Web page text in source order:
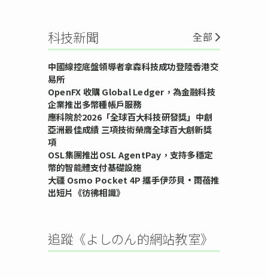
科技新聞 全部
中國線控底盤領導者拿森科技成功登陸香港交
易所
OpenFX 收購 Global Ledger，為金融科技
企業推出多幣種帳戶服務
應科院於2026「全球百大科技研發獎」中創
亞洲最佳成績 三項技術榮膺全球百大創新獎
項
OSL集團推出OSL AgentPay，支持多穩定
幣的智能體支付基礎設施
大疆 Osmo Pocket 4P 攜手伊莎貝•雨蓓推
出短片《彷彿相識》
追蹤《よしのん的網站教室》